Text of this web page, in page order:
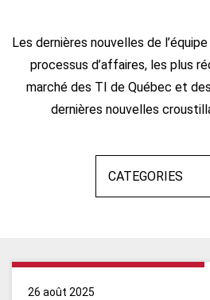
Les dernières nouvelles de
processus d’affaires, les plus
marché des TI de Québec et
dernières nouvelles
26 août 2025